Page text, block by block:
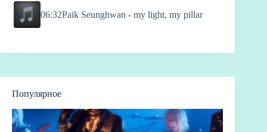
06:32Paik Seunghwan - my light, my pillar
Популярное